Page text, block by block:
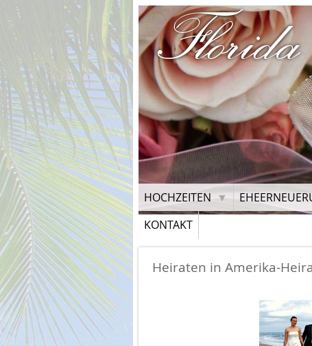
HOCHZEITEN
KONTAKT
Heiraten in Amerika-